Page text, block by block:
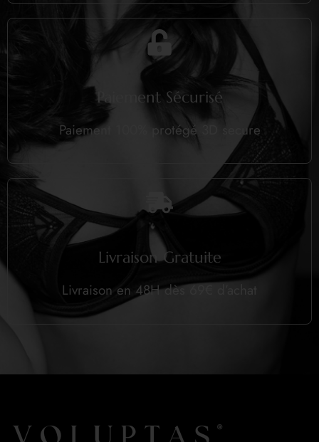
Paiement Sécurisé
Paiement 100% protégé 3D secure
Livraison Gratuite
Livraison en 48H dès 69€ d’achat